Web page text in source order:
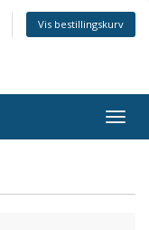
Vis bestillingskurv